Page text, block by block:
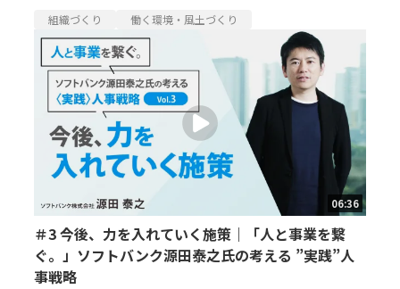
組織づくり
働く環境・風土づくり
06:36
＃3 今後、力を入れていく施策｜「人と事業を繋
ぐ。」ソフトバンク源田泰之氏の考える ”実践”人
事戦略